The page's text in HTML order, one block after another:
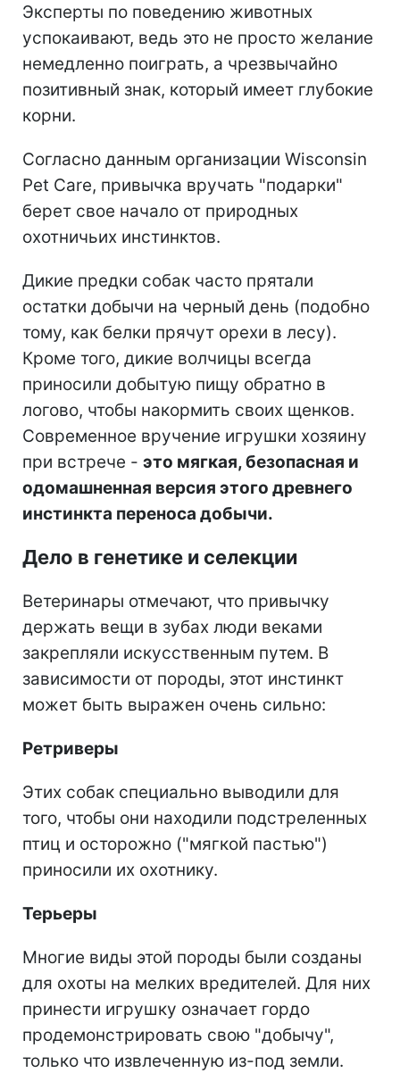
Эксперты по поведению животных
успокаивают, ведь это не просто желание
немедленно поиграть, а чрезвычайно
позитивный знак, который имеет глубокие
корни.
Согласно данным организации Wisconsin
Pet Care, привычка вручать "подарки"
берет свое начало от природных
охотничьих инстинктов.
Дикие предки собак часто прятали
остатки добычи на черный день (подобно
тому, как белки прячут орехи в лесу).
Кроме того, дикие волчицы всегда
приносили добытую пищу обратно в
логово, чтобы накормить своих щенков.
Современное вручение игрушки хозяину
при встрече - это мягкая, безопасная и
одомашненная версия этого древнего
инстинкта переноса добычи.
Дело в генетике и селекции
Ветеринары отмечают, что привычку
держать вещи в зубах люди веками
закрепляли искусственным путем. В
зависимости от породы, этот инстинкт
может быть выражен очень сильно:
Ретриверы
Этих собак специально выводили для
того, чтобы они находили подстреленных
птиц и осторожно ("мягкой пастью")
приносили их охотнику.
Терьеры
Многие виды этой породы были созданы
для охоты на мелких вредителей. Для них
принести игрушку означает гордо
продемонстрировать свою "добычу",
только что извлеченную из-под земли.